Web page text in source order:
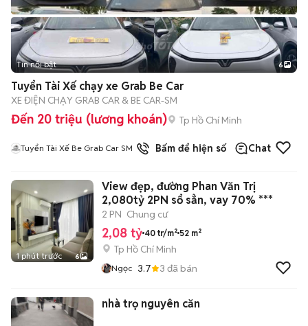
+2
Tin nổi bật 6
Tuyển Tài Xế chạy xe Grab Be Car
XE ĐIỆN CHẠY GRAB CAR & BE CAR-SM
Đến 20 triệu (lương khoán) Tp Hồ Chí Minh
Tuyển Tài Xế Be Grab Car SM 3đã bán
Bấm để hiện số Chat
1 phút trước 6
View đẹp, đường Phan Văn Trị
2,080tỷ 2PN sổ sẳn, vay 70% ***
2 PN Chung cư
2,08 tỷ 40 tr/m² 52 m²
Tp Hồ Chí Minh
Ngọc 3.7 3 đã bán
nhà trọ nguyên căn